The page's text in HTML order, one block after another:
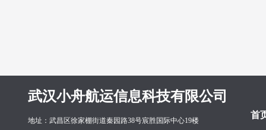
武汉小舟航运信息科技有限公司
首
地址：武昌区徐家棚街道秦园路38号宸胜国际中心19楼